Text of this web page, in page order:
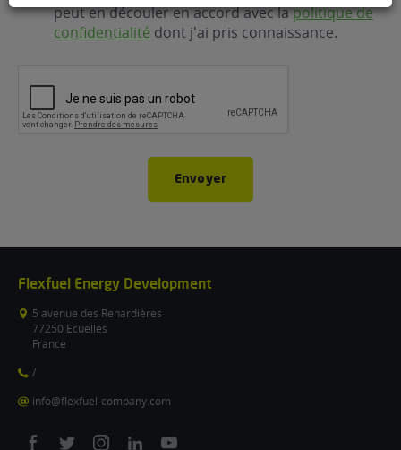
peut en découler en accord avec lapolitique de
confidentialité dont j'ai pris connaissance.
Envoyer
Flexfuel Energy Development
5 avenue des Renardières
77250 Ecuelles
France
/
info@flexfuel-company.com
On
On
On
On
On